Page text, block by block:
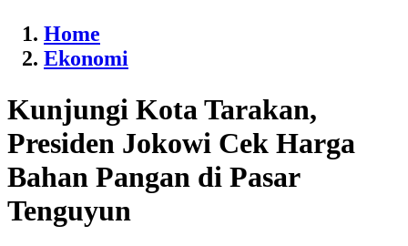
Home
Ekonomi
Kunjungi Kota Tarakan,
Presiden Jokowi Cek Harga
Bahan Pangan di Pasar
Tenguyun